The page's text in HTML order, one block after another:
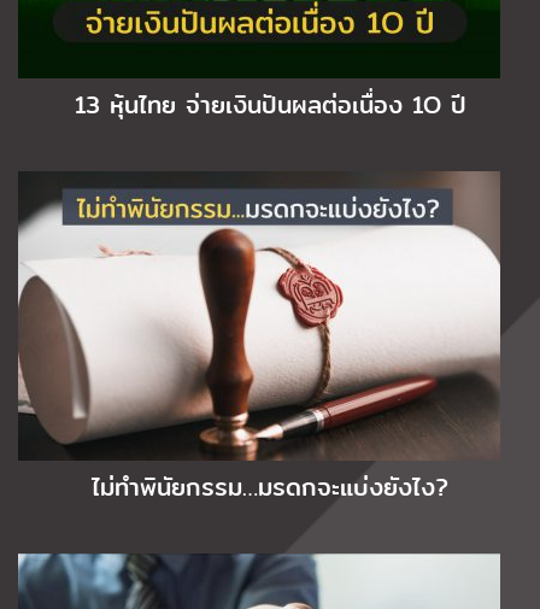
13 หุ้นไทย จ่ายเงินปันผลต่อเนื่อง 1O ปี
ไม่ทำพินัยกรรม…มรดกจะแบ่งยังไง?